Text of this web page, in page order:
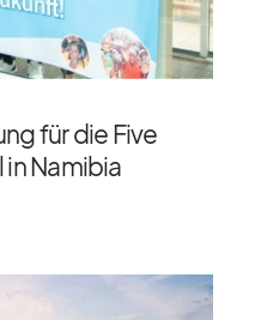
für die Five
in Namibia